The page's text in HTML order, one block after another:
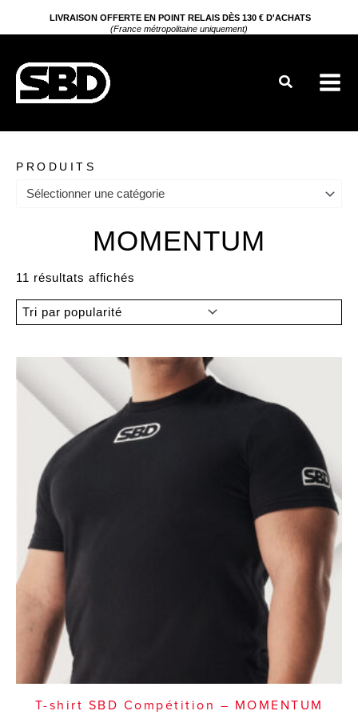
au
LIVRAISON OFFERTE EN POINT RELAIS DÈS 130 € D'ACHATS
(France métropolitaine uniquement)
Rechercher
PRODUITS
Sélectionner une catégorie
MOMENTUM
11 résultats affichés
popularité
T-shirt SBD Compétition – MOMENTUM